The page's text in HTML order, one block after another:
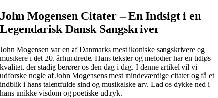
John Mogensen Citater – En Indsigt i en
Legendarisk Dansk Sangskriver
John Mogensen var en af Danmarks mest ikoniske sangskrivere og
musikere i det 20. århundrede. Hans tekster og melodier har en tidløs
kvalitet, der stadig berører os den dag i dag. I denne artikel vil vi
udforske nogle af John Mogensens mest mindeværdige citater og få et
indblik i hans talentfulde sind og musikalske arv. Lad os dykke ned i
hans unikke visdom og poetiske udtryk.